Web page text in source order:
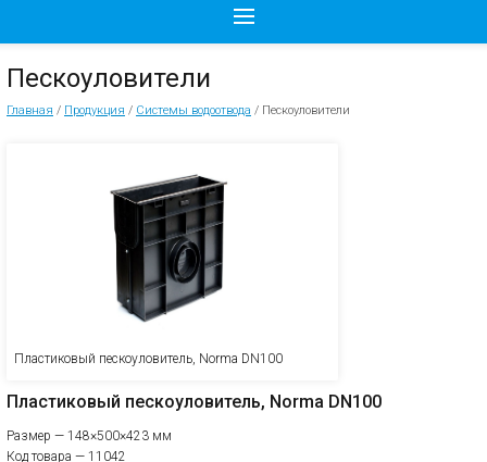
Пескоуловители
Главная / Продукция / Системы водоотвода / Пескоуловители
Пластиковый пескоуловитель, Norma DN100
Пластиковый пескоуловитель, Norma DN100
Размер — 148×500×423 мм
Код товара — 11042